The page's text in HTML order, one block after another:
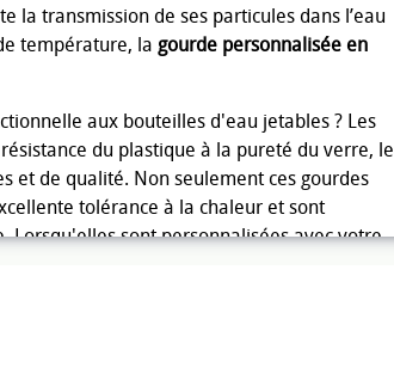
la transmission de ses particules dans l’eau
température, la gourde personnalisée en
aux bouteilles d'eau jetables ? Les
du plastique à la pureté du verre, le
et de qualité. Non seulement ces gourdes
tolérance à la chaleur et sont
sont personnalisées avec votre